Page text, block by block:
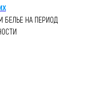
БЕЛЬЕ НА ПЕРИОД